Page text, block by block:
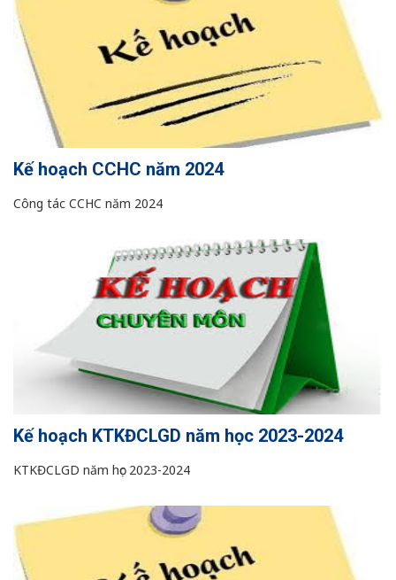
Kế hoạch CCHC năm 2024
Công tác CCHC năm 2024
Kế hoạch KTKĐCLGD năm học 2023-2024
KTKĐCLGD năm học 2023-2024